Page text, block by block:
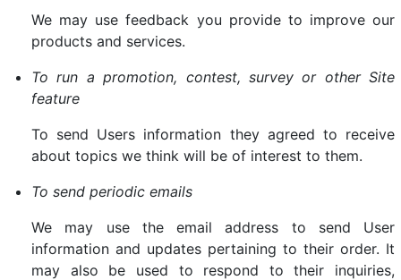
We may use feedback you provide to improve our
products and services.
To run a promotion, contest, survey or other Site
feature
To send Users information they agreed to receive
about topics we think will be of interest to them.
To send periodic emails
We may use the email address to send User
information and updates pertaining to their order. It
may also be used to respond to their inquiries,